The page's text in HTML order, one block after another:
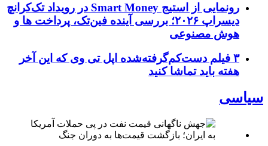
رونمایی از استیج Smart Money در رویداد تک‌کرانچ
دیسراپ ۲۰۲۶؛ بررسی آینده فین‌تک، پرداخت‌ ها و
هوش مصنوعی
۳ فیلم دست‌کم‌گرفته‌شده اپل تی وی که این آخر
هفته باید تماشا کنید
سیاسی